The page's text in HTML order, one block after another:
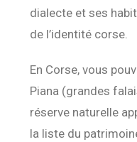
dialecte et ses
de l’identité corse.
En Corse, vous
Piana (grandes
réserve naturelle
la liste du